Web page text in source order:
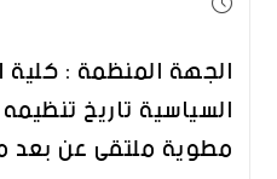
الجهة المنظمة :
مطوية ملتقى عن بعد